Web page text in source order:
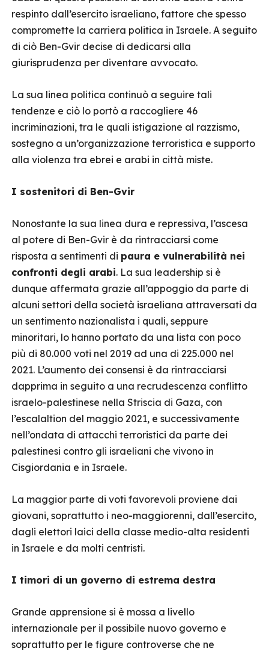
respinto dall’esercito israeliano, fattore che spesso
compromette la carriera politica in Israele. A seguito
di ciò Ben-Gvir decise di dedicarsi alla
giurisprudenza per diventare avvocato.
La sua linea politica continuò a seguire tali
tendenze e ciò lo portò a raccogliere 46
incriminazioni, tra le quali istigazione al razzismo,
sostegno a un’organizzazione terroristica e supporto
alla violenza tra ebrei e arabi in città miste.
I sostenitori di Ben-Gvir
Nonostante la sua linea dura e repressiva, l’ascesa
al potere di Ben-Gvir è da rintracciarsi come
risposta a sentimenti di paura e vulnerabilità nei
confronti degli arabi. La sua leadership si è
dunque affermata grazie all’appoggio da parte di
alcuni settori della società israeliana attraversati da
un sentimento nazionalista i quali, seppure
minoritari, lo hanno portato da una lista con poco
più di 80.000 voti nel 2019 ad una di 225.000 nel
2021. L’aumento dei consensi è da rintracciarsi
dapprima in seguito a una recrudescenza conflitto
israelo-palestinese nella Striscia di Gaza, con
l’escalaltion del maggio 2021, e successivamente
nell’ondata di attacchi terroristici da parte dei
palestinesi contro gli israeliani che vivono in
Cisgiordania e in Israele.
La maggior parte di voti favorevoli proviene dai
giovani, soprattutto i neo-maggiorenni, dall’esercito,
dagli elettori laici della classe medio-alta residenti
in Israele e da molti centristi.
I timori di un governo di estrema destra
Grande apprensione si è mossa a livello
internazionale per il possibile nuovo governo e
soprattutto per le figure controverse che ne